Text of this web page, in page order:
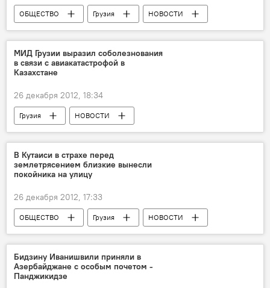
ОБЩЕСТВО Грузия НОВОСТИ
МИД Грузии выразил соболезнования
в связи с авиакатастрофой в
Казахстане
26 декабря 2012, 18:34
Грузия НОВОСТИ
В Кутаиси в страхе перед
землетрясением близкие вынесли
покойника на улицу
26 декабря 2012, 17:33
ОБЩЕСТВО Грузия НОВОСТИ
Бидзину Иванишвили приняли в
Азербайджане c особым почетом -
Панджикидзе